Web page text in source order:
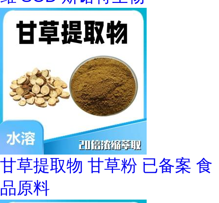
甘草提取物 甘草粉 已备案 食
品原料